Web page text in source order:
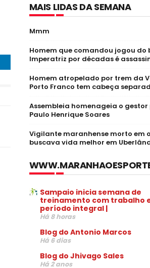
MAIS LIDAS DA SEMANA
Mmm
Homem que comandou jogou do
Imperatriz por décadas é
Homem atropelado por trem da
Porto Franco tem cabeça
Assembleia homenageia o gestor
Paulo Henrique Soares
Vigilante maranhense morto em
buscava vida melhor em
Sampaio inicia semana de
treinamento com trabalho
período integral |
Há 8 horas
Blog do Antonio Marcos
Há 6 dias
Blog do Jhivago Sales
Há 2 anos